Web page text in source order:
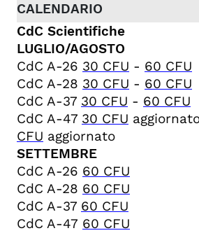
CdC Scientifiche
LUGLIO/AGOSTO
CdC A-26 30 CFU - 60 CFU
CdC A-28 30 CFU - 60 CFU
CdC A-37 30 CFU - 60 CFU
CdC A-47 30 CFU
CFU aggiornato
SETTEMBRE
CdC A-26 60 CFU
CdC A-28 60 CFU
CdC A-37 60 CFU
CdC A-47 60 CFU